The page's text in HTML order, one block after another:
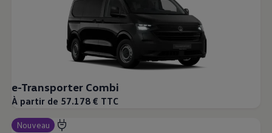
e-Transporter Combi
À partir de 57.178 € TTC
Nouveau